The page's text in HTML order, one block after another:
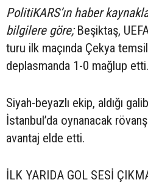
PolitiKARS’ın haber
bilgilere göre;Beşiktaş,
turu ilk maçında Çekya
deplasmanda 1-0 mağlup etti.
Siyah-beyazlı ekip, aldığı
İstanbul’da oynanacak
avantaj elde etti.
İLK YARIDA GOL SESİ